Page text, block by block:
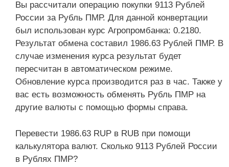
Вы рассчитали операцию покупки 9113 Рублей
России за Рубль ПМР. Для данной конвертации
был использован курс Агропромбанка: 0.2180.
Результат обмена составил 1986.63 Рублей ПМР. В
случае изменения курса результат будет
пересчитан в автоматическом режиме.
Обновление курса производится раз в час. Также у
вас есть возможность обменять Рубль ПМР на
другие валюты с помощью формы справа.
Перевести 1986.63 RUP в RUB при помощи
калькулятора валют. Сколько 9113 Рублей России
в Рублях ПМР?